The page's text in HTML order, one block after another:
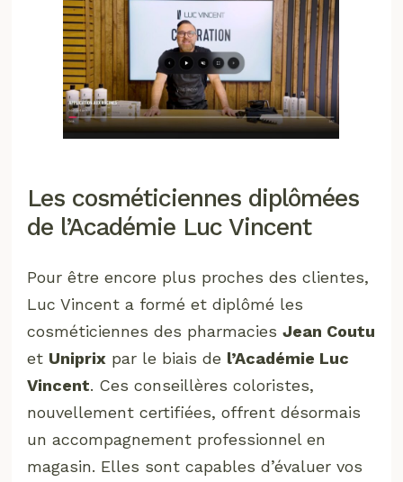
Les cosméticiennes diplômées
de l’Académie Luc Vincent
Pour être encore plus proches des clientes,
Luc Vincent a formé et diplômé les
cosméticiennes des pharmaciesJean Coutu
et Uniprix par le biais de l’Académie Luc
Vincent. Ces conseillères coloristes,
nouvellement certifiées, offrent désormais
un accompagnement professionnel en
magasin. Elles sont capables d’évaluer vos